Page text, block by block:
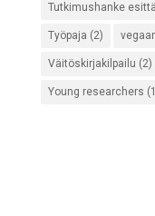
Tutkimushanke
Työpaja (2)
Väitöskirjakilpailu (2)
Young researchers